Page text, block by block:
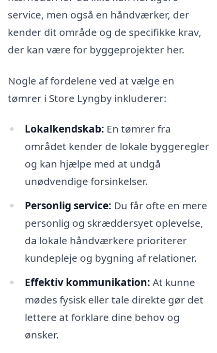
service, men også en håndværker, der
kender dit område og de specifikke krav,
der kan være for byggeprojekter her.
Nogle af fordelene ved at vælge en
tømrer i Store Lyngby inkluderer:
Lokalkendskab: En tømrer fra
området kender de lokale byggeregler
og kan hjælpe med at undgå
unødvendige forsinkelser.
Personlig service: Du får ofte en mere
personlig og skræddersyet oplevelse,
da lokale håndværkere prioriterer
kundepleje og bygning af relationer.
Effektiv kommunikation: At kunne
mødes fysisk eller tale direkte gør det
lettere at forklare dine behov og
ønsker.